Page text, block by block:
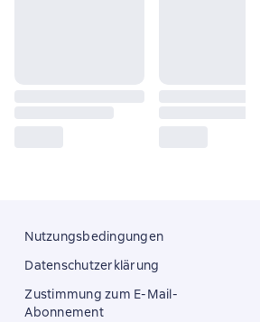
Nutzungsbedingungen
Datenschutzerklärung
Zustimmung zum E-Mail-
Abonnement